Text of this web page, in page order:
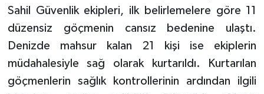
Sahil Güvenlik ekipleri, ilk belirlemelere göre 11
düzensiz göçmenin cansız bedenine ulaştı.
Denizde mahsur kalan 21 kişi ise ekiplerin
müdahalesiyle sağ olarak kurtarıldı. Kurtarılan
göçmenlerin sağlık kontrollerinin ardından ilgili